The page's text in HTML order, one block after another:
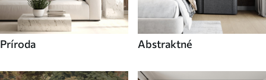
Príroda Abstraktné